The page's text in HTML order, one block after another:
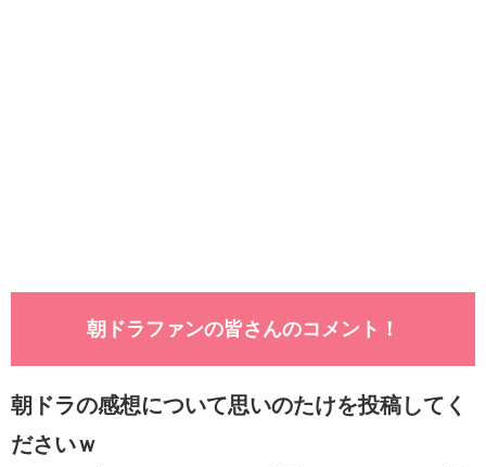
朝ドラファンの皆さんのコメント！
朝ドラの感想について思いのたけを投稿してく
ださいｗ